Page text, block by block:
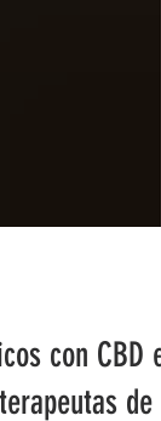
con CBD en